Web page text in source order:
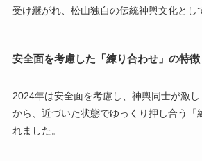
受け継がれ、松山独自の伝統神輿文化とし
安全面を考慮した「練り合わせ」の特徴
2024年は安全面を考慮し、神輿同士が激
から、近づいた状態でゆっくり押し合う「
れました。